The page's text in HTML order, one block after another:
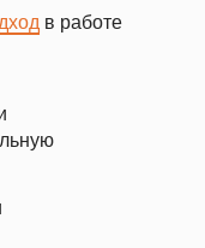
в работе